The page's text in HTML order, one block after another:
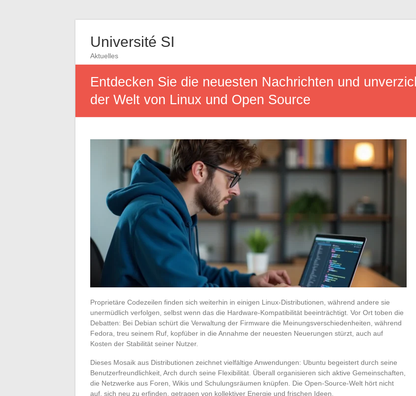
Université SI
Aktuelles
Entdecken Sie die neuesten Nachrichten und
der Welt von Linux und Open Source
Proprietäre Codezeilen finden sich weiterhin in einigen Linux-Distributionen, während andere sie
unermüdlich verfolgen, selbst wenn das die Hardware-Kompatibilität beeinträchtigt. Vor Ort toben die
Debatten: Bei Debian schürt die Verwaltung der Firmware die Meinungsverschiedenheiten, während
Fedora, treu seinem Ruf, kopfüber in die Annahme der neuesten Neuerungen stürzt, auch auf
Kosten der Stabilität seiner Nutzer.
Dieses Mosaik aus Distributionen zeichnet vielfältige Anwendungen: Ubuntu begeistert durch seine
Benutzerfreundlichkeit, Arch durch seine Flexibilität. Überall organisieren sich aktive Gemeinschaften,
die Netzwerke aus Foren, Wikis und Schulungsräumen knüpfen. Die Open-Source-Welt hört nicht
auf, sich neu zu erfinden, getragen von kollektiver Energie und frischen Ideen.